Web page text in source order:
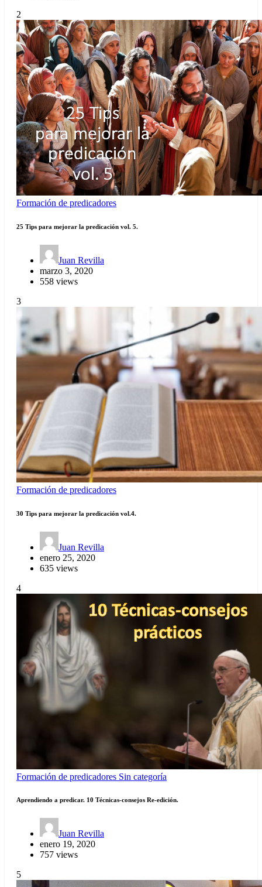
2
Formación de predicadores
25 Tips para mejorar la predicación vol. 5.
Juan Revilla
marzo 3, 2020
558 views
3
Formación de predicadores
30 Tips para mejorar la predicación vol.4.
Juan Revilla
enero 25, 2020
635 views
4
Formación de predicadores Sin categoría
Aprendiendo a predicar. 10 Técnicas-consejos Re-edición.
Juan Revilla
enero 19, 2020
757 views
5